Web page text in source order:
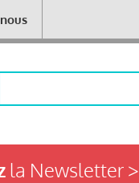
la Newsletter >